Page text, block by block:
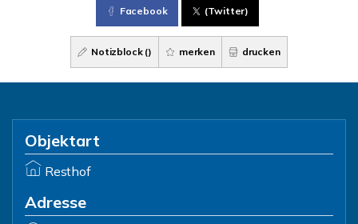
Facebook (Twitter)
Notizblock () merken drucken
Objektart
Resthof
Adresse